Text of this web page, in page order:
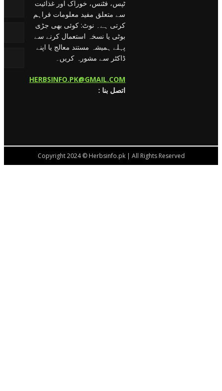
ٹپس، فٹنس، خوراک اور غذائیت
سے متعلق مفید معلومات فراہم
کرتی ہے۔ نوٹ: کوئی بھی جڑی
بوٹی یا نسخہ استعمال کرنے سے
پہلے ہمیشہ مستند معالج یا اپنے
ڈاکٹر سے مشورہ کریں۔
HERBSINFO.PK@GMAIL.COM
: اتصل بنا
Copyright 2024 © Herbsinfo.pk | All Rights Reserved